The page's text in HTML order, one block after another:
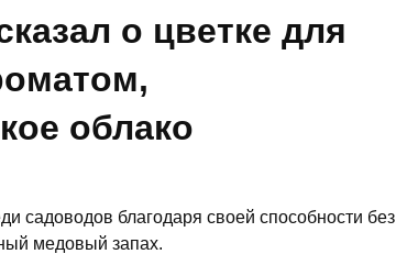
о цветке для
облако
садоводов благодаря своей способности без
медовый запах.